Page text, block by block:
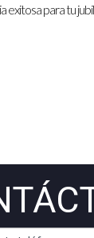
exitosa para tu